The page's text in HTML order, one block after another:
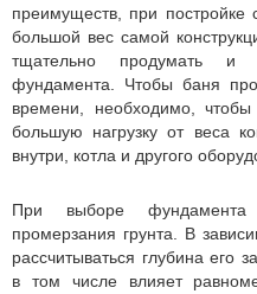
преимуществ, при постройке
большой вес самой
тщательно продумать и
фундамента. Чтобы баня
времени, необходимо,
большую нагрузку от веса
внутри, котла и другого
При выборе фундамента
промерзания грунта. В
рассчитываться глубина его
в том числе влияет